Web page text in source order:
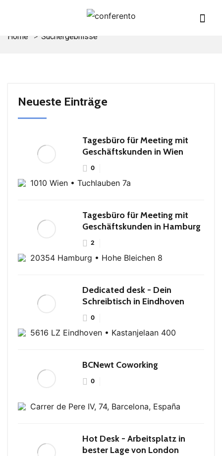
Home Suchergebnisse
Neueste Einträge
Tagesbüro für Meeting mit
Geschäftskunden in Wien
0
1010 Wien • Tuchlauben 7a
Tagesbüro für Meeting mit
Geschäftskunden in Hamburg
2
20354 Hamburg • Hohe Bleichen 8
Dedicated desk - Dein
Schreibtisch in Eindhoven
0
5616 LZ Eindhoven • Kastanjelaan 400
BCNewt Coworking
0
Carrer de Pere IV, 74, Barcelona, España
Hot Desk - Arbeitsplatz in
bester Lage von London